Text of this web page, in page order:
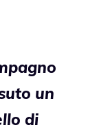
un
di